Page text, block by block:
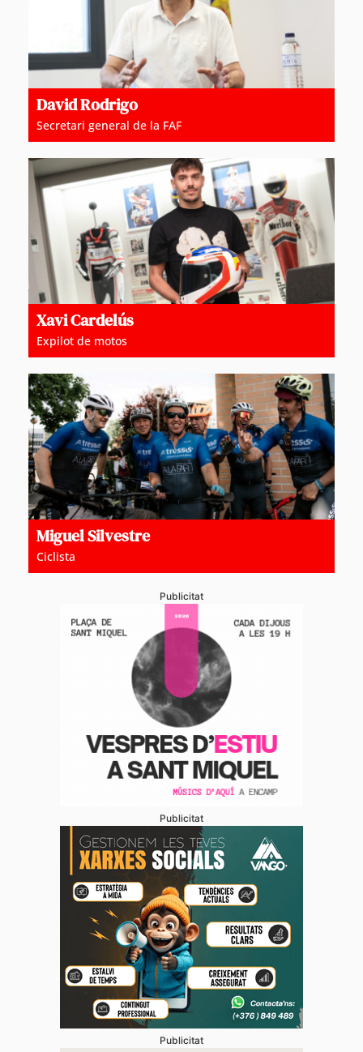
David Rodrigo
Secretari general de la FAF
Xavi Cardelús
Expilot de motos
Miguel Silvestre
Ciclista
Publicitat
Publicitat
Publicitat